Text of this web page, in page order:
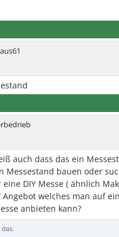
auch dass das ein
Messestand bauen oder
DIY Messe ( ähnlich
welches man auf
anbieten kann?